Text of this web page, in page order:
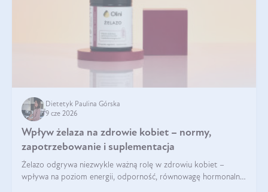
Dietetyk Paulina Górska
9 cze 2026
Wpływ żelaza na zdrowie kobiet – normy,
zapotrzebowanie i suplementacja
Żelazo odgrywa niezwykle ważną rolę w zdrowiu kobiet –
wpływa na poziom energii, odporność, równowagę hormonalną